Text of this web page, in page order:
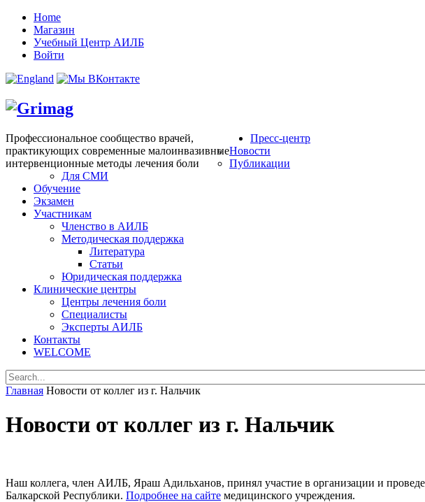
Home
Магазин
Учебный Центр АИЛБ
Войти
Профессиональное сообщество врачей,
практикующих современные малоинвазивные
интервенционные методы лечения боли
Пресс-центр
Новости
Публикации
Для СМИ
Обучение
Экзамен
Участникам
Членство в АИЛБ
Методическая поддержка
Литература
Статьи
Юридическая поддержка
Клинические центры
Центры лечения боли
Специалисты
Эксперты АИЛБ
Контакты
WELCOME
Главная Новости от коллег из г. Нальчик
Новости от коллег из г. Нальчик
Наш коллега, член АИЛБ, Яраш Адильханов, принял участие в организации и
Балкарской Республики. Подробнее на сайте медицинского учреждения.